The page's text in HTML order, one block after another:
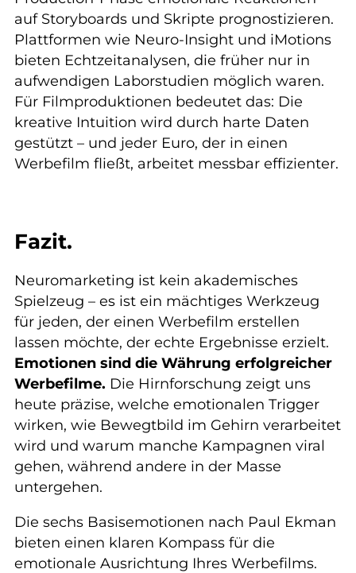
auf Storyboards und Skripte prognostizieren.
Plattformen wie Neuro-Insight und iMotions
bieten Echtzeitanalysen, die früher nur in
aufwendigen Laborstudien möglich waren.
Für Filmproduktionen bedeutet das: Die
kreative Intuition wird durch harte Daten
gestützt – und jeder Euro, der in einen
Werbefilm fließt, arbeitet messbar effizienter.
Fazit.
Neuromarketing ist kein akademisches
Spielzeug – es ist ein mächtiges Werkzeug
für jeden, der einen Werbefilm erstellen
lassen möchte, der echte Ergebnisse erzielt.
Emotionen sind die Währung erfolgreicher
Werbefilme. Die Hirnforschung zeigt uns
heute präzise, welche emotionalen Trigger
wirken, wie Bewegtbild im Gehirn verarbeitet
wird und warum manche Kampagnen viral
gehen, während andere in der Masse
untergehen.
Die sechs Basisemotionen nach Paul Ekman
bieten einen klaren Kompass für die
emotionale Ausrichtung Ihres Werbefilms.